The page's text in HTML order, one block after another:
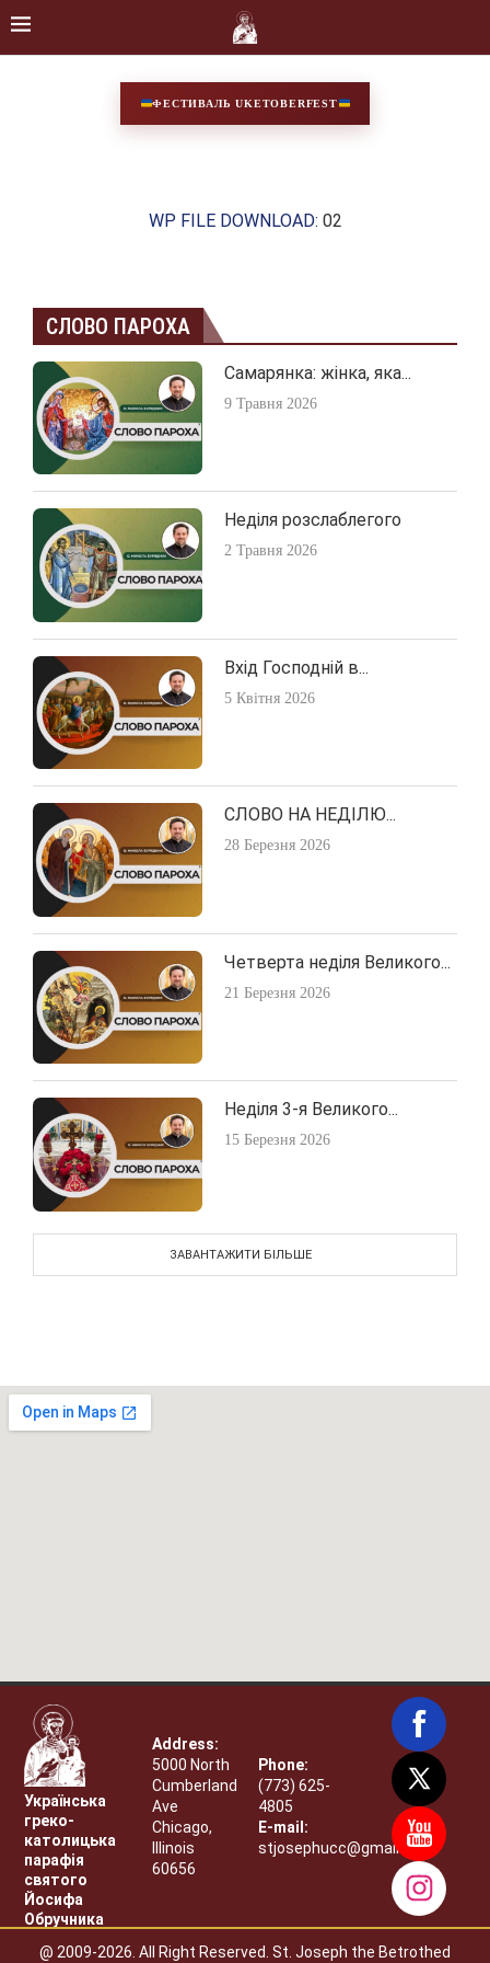
ФЕСТИВАЛЬ UKETOBERFEST
WP FILE DOWNLOAD: 02
СЛОВО ПАРОХА
Самарянка: жінка, яка...
9 Травня 2026
Неділя розслаблегого
2 Травня 2026
Вхід Господній в...
5 Квітня 2026
СЛОВО НА НЕДІЛЮ...
28 Березня 2026
Четверта неділя Великого...
21 Березня 2026
Неділя 3-я Великого...
15 Березня 2026
ЗАВАНТАЖИТИ БІЛЬШЕ
Українська
греко-
католицька
парафія
святого
Йосифа
Обручника
Address:
5000 North
Cumberland
Ave
Chicago,
Illinois
60656
Phone:
(773) 625-
4805
E-mail:
stjosephucc@gmail.com
@ 2009-2026. All Right Reserved. St. Joseph the Betrothed